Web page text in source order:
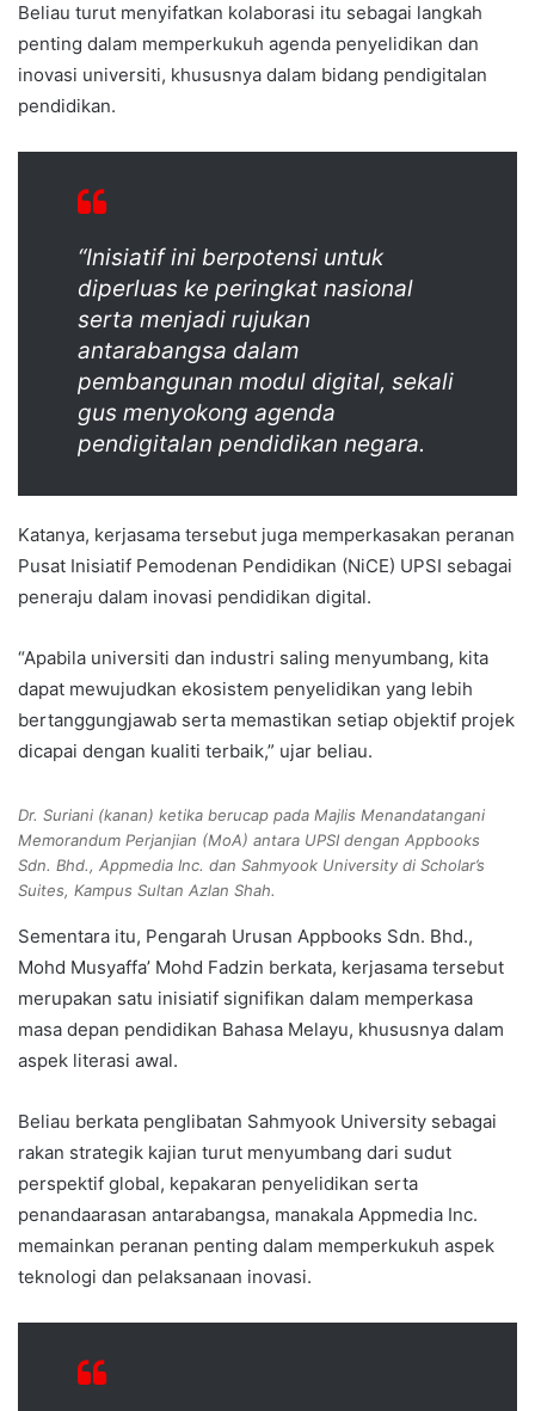
Beliau turut menyifatkan kolaborasi itu sebagai langkah
penting dalam memperkukuh agenda penyelidikan dan
inovasi universiti, khususnya dalam bidang pendigitalan
pendidikan.
“Inisiatif ini berpotensi untuk
diperluas ke peringkat nasional
serta menjadi rujukan
antarabangsa dalam
pembangunan modul digital, sekali
gus menyokong agenda
pendigitalan pendidikan negara.
Katanya, kerjasama tersebut juga memperkasakan peranan
Pusat Inisiatif Pemodenan Pendidikan (NiCE) UPSI sebagai
peneraju dalam inovasi pendidikan digital.
“Apabila universiti dan industri saling menyumbang, kita
dapat mewujudkan ekosistem penyelidikan yang lebih
bertanggungjawab serta memastikan setiap objektif projek
dicapai dengan kualiti terbaik,” ujar beliau.
Dr. Suriani (kanan) ketika berucap pada Majlis Menandatangani
Memorandum Perjanjian (MoA) antara UPSI dengan Appbooks
Sdn. Bhd., Appmedia Inc. dan Sahmyook University di Scholar’s
Suites, Kampus Sultan Azlan Shah.
Sementara itu, Pengarah Urusan Appbooks Sdn. Bhd.,
Mohd Musyaffa’ Mohd Fadzin berkata, kerjasama tersebut
merupakan satu inisiatif signifikan dalam memperkasa
masa depan pendidikan Bahasa Melayu, khususnya dalam
aspek literasi awal.
Beliau berkata penglibatan Sahmyook University sebagai
rakan strategik kajian turut menyumbang dari sudut
perspektif global, kepakaran penyelidikan serta
penandaarasan antarabangsa, manakala Appmedia Inc.
memainkan peranan penting dalam memperkukuh aspek
teknologi dan pelaksanaan inovasi.